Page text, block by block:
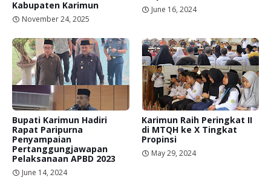
Kabupaten Karimun
November 24, 2025
June 16, 2024
Bupati Karimun Hadiri
Rapat Paripurna
Penyampaian
Pertanggungjawapan
Pelaksanaan APBD 2023
June 14, 2024
Karimun Raih Peringkat II
di MTQH ke X Tingkat
Propinsi
May 29, 2024